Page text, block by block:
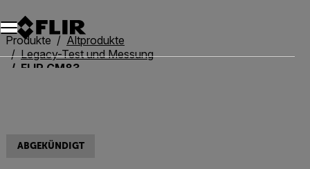
Unread messages
Modell
Entfernen
Elemente
Element
In den Warenkorb
Im Warenkorb
Produkte
Altprodukte
Legacy-Test und Messung
FLIR CM83
ABGEKÜNDIGT